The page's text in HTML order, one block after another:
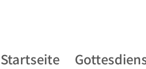
Startseite